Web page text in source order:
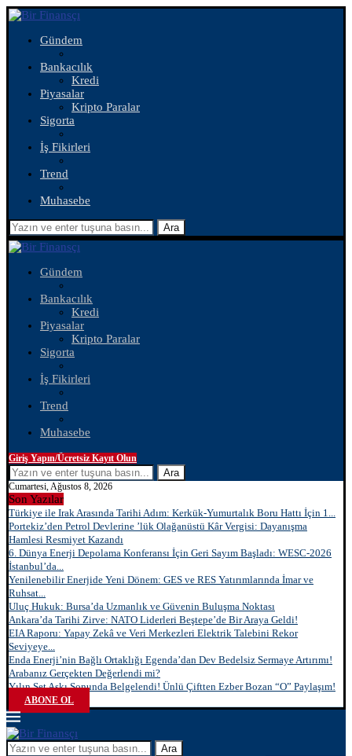
Gündem
Bankacılık
Kredi
Piyasalar
Kripto Paralar
Sigorta
İş Fikirleri
Trend
Muhasebe
Ara
Gündem
Bankacılık
Kredi
Piyasalar
Kripto Paralar
Sigorta
İş Fikirleri
Trend
Muhasebe
Giriş Yapın/Ücretsiz Kayıt Olun
Ara
Cumartesi, Ağustos 8, 2026
Son Yazılar
Türkiye ile Irak Arasında Tarihi Adım: Kerkük-Yumurtalık Boru Hattı İçin 1...
Portekiz’den Petrol Devlerine ’lük Olağanüstü Kâr Vergisi: Dayanışma
Hamlesi Resmiyet Kazandı
6. Dünya Enerji Depolama Konferansı İçin Geri Sayım Başladı: WESC-2026
İstanbul’da...
Yenilenebilir Enerjide Yeni Dönem: GES ve RES Yatırımlarında İmar ve
Ruhsat...
Uluç Hukuk: Bursa’da Uzmanlık ve Güvenin Buluşma Noktası
Ankara’da Tarihi Zirve: NATO Liderleri Beştepe’de Bir Araya Geldi!
EIA Raporu: Yapay Zekâ ve Veri Merkezleri Elektrik Talebini Rekor
Seviyeye...
Enda Enerji’nin Bağlı Ortaklığı Egenda’dan Dev Bedelsiz Sermaye Artırımı!
Arabanız Gerçekten Değerlendi mi?
Yılın Set Aşkı Sonunda Belgelendi! Ünlü Çiftten Ezber Bozan “O” Paylaşım!
ABONE OL
Ara